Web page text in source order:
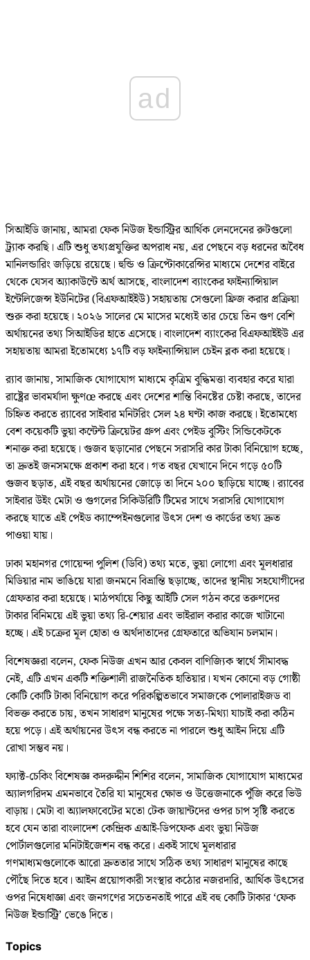
ad
সিআইডি জানায়, আমরা ফেক নিউজ ইন্ডাস্ট্রির আর্থিক লেনদেনের রুটগুলো
ট্র্যাক করছি। এটি শুধু তথ্যপ্রযুক্তির অপরাধ নয়, এর পেছনে বড় ধরনের অবৈধ
মানিলন্ডারিং জড়িয়ে রয়েছে। হুন্ডি ও ক্রিপ্টোকারেন্সির মাধ্যমে দেশের বাইরে
থেকে যেসব অ্যাকাউন্টে অর্থ আসছে, বাংলাদেশ ব্যাংকের ফাইন্যান্সিয়াল
ইন্টেলিজেন্স ইউনিটের (বিএফআইইউ) সহায়তায় সেগুলো ফ্রিজ করার প্রক্রিয়া
শুরু করা হয়েছে। ২০২৬ সালের মে মাসের মধ্যেই তার চেয়ে তিন গুণ বেশি
অর্থায়নের তথ্য সিআইডির হাতে এসেছে। বাংলাদেশ ব্যাংকের বিএফআইইউ এর
সহায়তায় আমরা ইতোমধ্যে ১৭টি বড় ফাইন্যান্সিয়াল চেইন ব্লক করা হয়েছে।
র‌্যাব জানায়, সামাজিক যোগাযোগ মাধ্যমে কৃত্রিম বুদ্ধিমত্তা ব্যবহার করে যারা
রাষ্ট্রের ভাবমর্যাদা ক্ষুণœ করছে এবং দেশের শান্তি বিনষ্টের চেষ্টা করছে, তাদের
চিহ্নিত করতে র‌্যাবের সাইবার মনিটরিং সেল ২৪ ঘণ্টা কাজ করছে। ইতোমধ্যে
বেশ কয়েকটি ভুয়া কন্টেন্ট ক্রিয়েটর গ্রুপ এবং পেইড বুস্টিং সিন্ডিকেটকে
শনাক্ত করা হয়েছে। গুজব ছড়ানোর পেছনে সরাসরি কার টাকা বিনিয়োগ হচ্ছে,
তা দ্রুতই জনসমক্ষে প্রকাশ করা হবে। গত বছর যেখানে দিনে গড়ে ৫০টি
গুজব ছড়াত, এই বছর অর্থায়নের জোড়ে তা দিনে ২০০ ছাড়িয়ে যাচ্ছে। র‌্যাবের
সাইবার উইং মেটা ও গুগলের সিকিউরিটি টিমের সাথে সরাসরি যোগাযোগ
করছে যাতে এই পেইড ক্যাম্পেইনগুলোর উৎস দেশ ও কার্ডের তথ্য দ্রুত
পাওয়া যায়।
ঢাকা মহানগর গোয়েন্দা পুলিশ (ডিবি) তথ্য মতে, ভুয়া লোগো এবং মূলধারার
মিডিয়ার নাম ভাঙিয়ে যারা জনমনে বিভ্রান্তি ছড়াচ্ছে, তাদের স্থানীয় সহযোগীদের
গ্রেফতার করা হয়েছে। মাঠপর্যায়ে কিছু আইটি সেল গঠন করে তরুণদের
টাকার বিনিময়ে এই ভুয়া তথ্য রি-শেয়ার এবং ভাইরাল করার কাজে খাটানো
হচ্ছে। এই চক্রের মূল হোতা ও অর্থদাতাদের গ্রেফতারে অভিযান চলমান।
বিশেষজ্ঞরা বলেন, ফেক নিউজ এখন আর কেবল বাণিজ্যিক স্বার্থে সীমাবদ্ধ
নেই, এটি এখন একটি শক্তিশালী রাজনৈতিক হাতিয়ার। যখন কোনো বড় গোষ্ঠী
কোটি কোটি টাকা বিনিয়োগ করে পরিকল্পিতভাবে সমাজকে পোলারাইজড বা
বিভক্ত করতে চায়, তখন সাধারণ মানুষের পক্ষে সত্য-মিথ্যা যাচাই করা কঠিন
হয়ে পড়ে। এই অর্থায়নের উৎস বন্ধ করতে না পারলে শুধু আইন দিয়ে এটি
রোখা সম্ভব নয়।
ফ্যাক্ট-চেকিং বিশেষজ্ঞ কদরুদ্দীন শিশির বলেন, সামাজিক যোগাযোগ মাধ্যমের
অ্যালগরিদম এমনভাবে তৈরি যা মানুষের ক্ষোভ ও উত্তেজনাকে পুঁজি করে ভিউ
বাড়ায়। মেটা বা অ্যালফাবেটের মতো টেক জায়ান্টদের ওপর চাপ সৃষ্টি করতে
হবে যেন তারা বাংলাদেশ কেন্দ্রিক এআই-ডিপফেক এবং ভুয়া নিউজ
পোর্টালগুলোর মনিটাইজেশন বন্ধ করে। একই সাথে মূলধারার
গণমাধ্যমগুলোকে আরো দ্রুততার সাথে সঠিক তথ্য সাধারণ মানুষের কাছে
পৌঁছে দিতে হবে। আইন প্রয়োগকারী সংস্থার কঠোর নজরদারি, আর্থিক উৎসের
ওপর নিষেধাজ্ঞা এবং জনগণের সচেতনতাই পারে এই বহু কোটি টাকার ‘ফেক
নিউজ ইন্ডাস্ট্রি’ ভেঙে দিতে।
Topics